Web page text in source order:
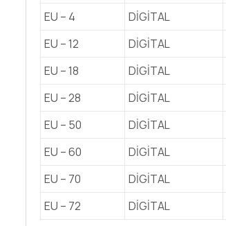
EU – 4 DİGİTAL
EU – 12
DİGİTAL
EU – 18
DİGİTAL
EU – 28
DİGİTAL
EU – 50
DİGİTAL
EU – 60
DİGİTAL
EU – 70
DİGİTAL
EU – 72
DİGİTAL